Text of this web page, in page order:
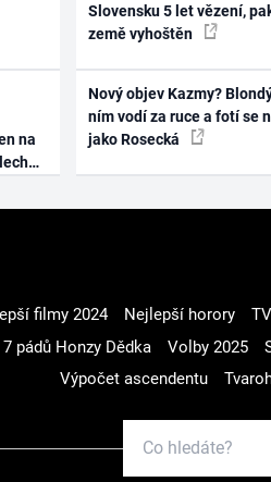
na
Slovensku 5 let vězení,
země vyhoštěn
Nový objev Kazmy?
ním vodí za ruce a fotí se
jako Rosecká
filmy 2024 Nejlepší horory
7 pádů Honzy Dědka Volby 2025
Výpočet ascendentu